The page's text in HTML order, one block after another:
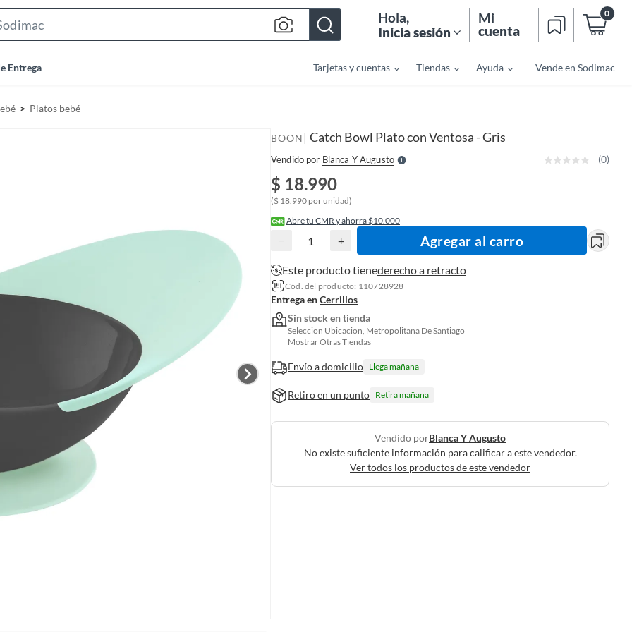
Hola,
Inicia sesión
Mi
cuenta
0
Entrega Tarjetas y cuentas Tiendas Ayuda Vende en Sodimac
Platos bebé
BOON | Catch Bowl Plato con Ventosa - Gris
Vendido por Blanca Y AugustoS
l
l
(0)
$ 18.990
($ 18.990 por unidad)
Abre tu CMR y ahorra $10.000
− + Agregar al carro
Este producto tienederecho a retracto
Cód. del producto: 110728928
Entrega enCerrillos
Sin stock en tienda
Seleccion Ubicacion, Metropolitana De Santiago
Mostrar Otras Tiendas
Envío a domicilio Llega mañana
Retiro en un punto Retira mañana
Vendido porBlanca Y Augusto
No existe suficiente información para calificar a este vendedor.
Ver todos los productos de este vendedor